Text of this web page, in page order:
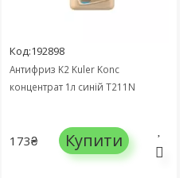
Код:192898
Антифриз K2 Kuler Konc
концентрат 1л синій T211N
173₴ Купити